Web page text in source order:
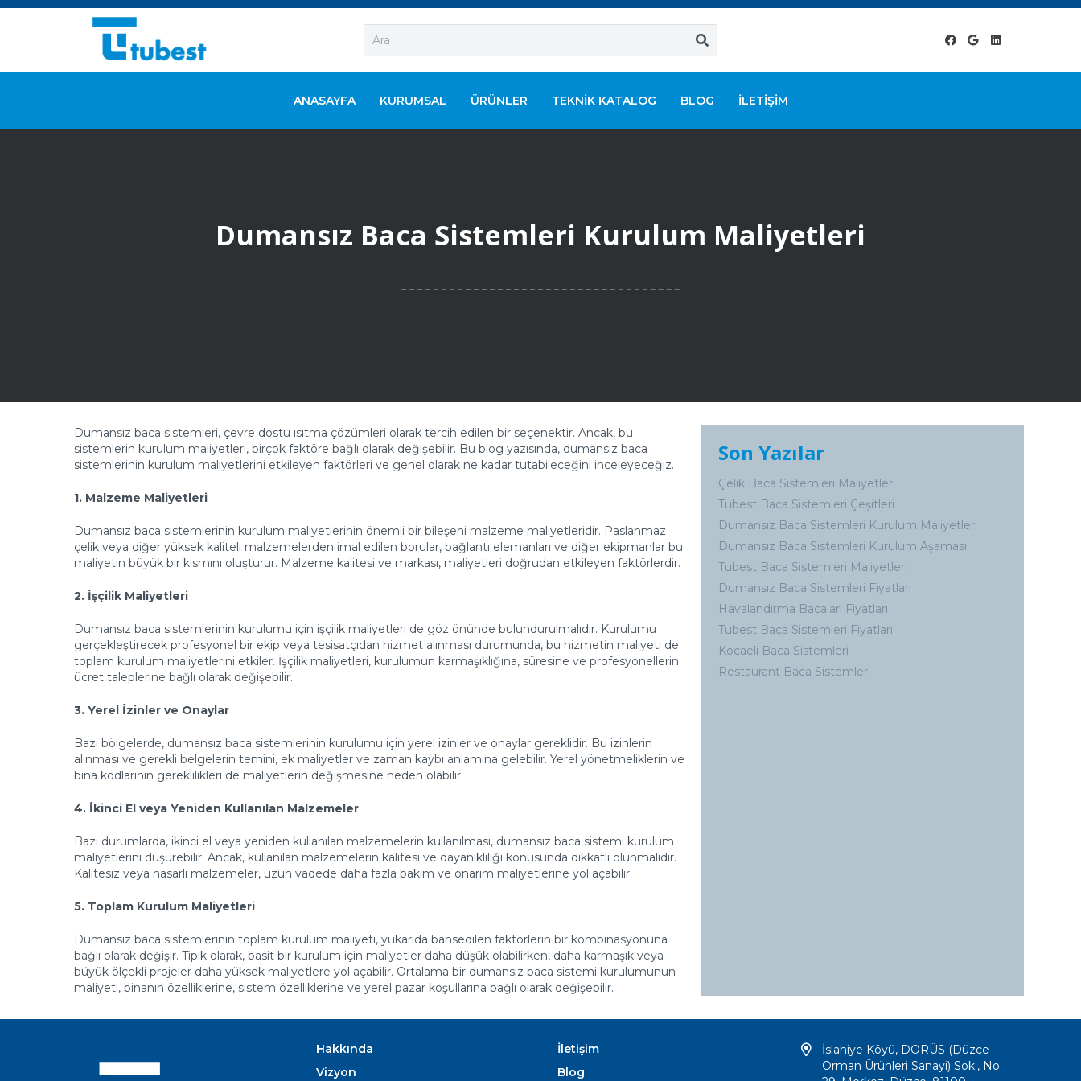
ANASAYFA KURUMSAL ÜRÜNLER TEKNIK KATALOG BLOG İLETIŞIM
Dumansız Baca Sistemleri Kurulum Maliyetleri
Dumansız baca sistemleri, çevre dostu ısıtma çözümleri olarak tercih edilen bir seçenektir. Ancak, bu
sistemlerin kurulum maliyetleri, birçok faktöre bağlı olarak değişebilir. Bu blog yazısında, dumansız baca
sistemlerinin kurulum maliyetlerini etkileyen faktörleri ve genel olarak ne kadar tutabileceğini inceleyeceğiz.
1. Malzeme Maliyetleri
Dumansız baca sistemlerinin kurulum maliyetlerinin önemli bir bileşeni malzeme maliyetleridir. Paslanmaz
çelik veya diğer yüksek kaliteli malzemelerden imal edilen borular, bağlantı elemanları ve diğer ekipmanlar bu
maliyetin büyük bir kısmını oluşturur. Malzeme kalitesi ve markası, maliyetleri doğrudan etkileyen faktörlerdir.
2. İşçilik Maliyetleri
Dumansız baca sistemlerinin kurulumu için işçilik maliyetleri de göz önünde bulundurulmalıdır. Kurulumu
gerçekleştirecek profesyonel bir ekip veya tesisatçıdan hizmet alınması durumunda, bu hizmetin maliyeti de
toplam kurulum maliyetlerini etkiler. İşçilik maliyetleri, kurulumun karmaşıklığına, süresine ve profesyonellerin
ücret taleplerine bağlı olarak değişebilir.
3. Yerel İzinler ve Onaylar
Bazı bölgelerde, dumansız baca sistemlerinin kurulumu için yerel izinler ve onaylar gereklidir. Bu izinlerin
alınması ve gerekli belgelerin temini, ek maliyetler ve zaman kaybı anlamına gelebilir. Yerel yönetmeliklerin ve
bina kodlarının gereklilikleri de maliyetlerin değişmesine neden olabilir.
4. İkinci El veya Yeniden Kullanılan Malzemeler
Bazı durumlarda, ikinci el veya yeniden kullanılan malzemelerin kullanılması, dumansız baca sistemi kurulum
maliyetlerini düşürebilir. Ancak, kullanılan malzemelerin kalitesi ve dayanıklılığı konusunda dikkatli olunmalıdır.
Kalitesiz veya hasarlı malzemeler, uzun vadede daha fazla bakım ve onarım maliyetlerine yol açabilir.
5. Toplam Kurulum Maliyetleri
Dumansız baca sistemlerinin toplam kurulum maliyeti, yukarıda bahsedilen faktörlerin bir kombinasyonuna
bağlı olarak değişir. Tipik olarak, basit bir kurulum için maliyetler daha düşük olabilirken, daha karmaşık veya
büyük ölçekli projeler daha yüksek maliyetlere yol açabilir. Ortalama bir dumansız baca sistemi kurulumunun
maliyeti, binanın özelliklerine, sistem özelliklerine ve yerel pazar koşullarına bağlı olarak değişebilir.
Son Yazılar
Çelik Baca Sistemleri Maliyetleri
Tubest Baca Sistemleri Çeşitleri
Dumansız Baca Sistemleri Kurulum Maliyetleri
Dumansız Baca Sistemleri Kurulum Aşaması
Tubest Baca Sistemleri Maliyetleri
Dumansız Baca Sistemleri Fiyatları
Havalandırma Bacaları Fiyatları
Tubest Baca Sistemleri Fiyatları
Kocaeli Baca Sistemleri
Restaurant Baca Sistemleri
Hakkında
Vizyon
İletişim
Blog
İslahiye Köyü, DORÜS (Düzce
Orman Ürünleri Sanayi) Sok., No: